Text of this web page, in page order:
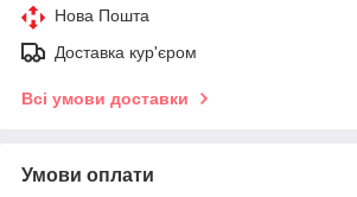
Нова Пошта
Доставка кур'єром
Всі умови доставки
Умови оплати